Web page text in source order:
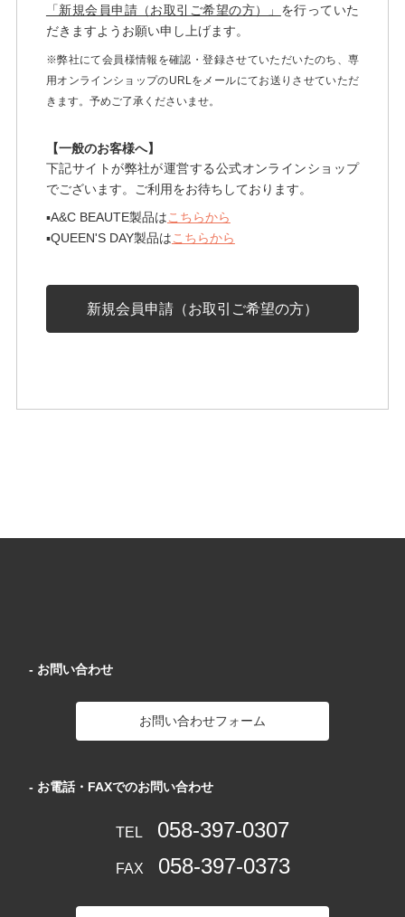
「新規会員申請（お取引ご希望の方）」 を行っていた
だきますようお願い申し上げます。
※弊社にて会員様情報を確認・登録させていただいたのち、専
用オンラインショップのURLをメールにてお送りさせていただ
きます。予めご了承くださいませ。
【一般のお客様へ】
下記サイトが弊社が運営する公式オンラインショップ
でございます。ご利用をお待ちしております。
▪︎A&C BEAUTE製品はこちらから
▪︎QUEEN'S DAY製品はこちらから
新規会員申請（お取引ご希望の方）
- お問い合わせ
お問い合わせフォーム
- お電話・FAXでのお問い合わせ
TEL 058-397-0307
FAX 058-397-0373